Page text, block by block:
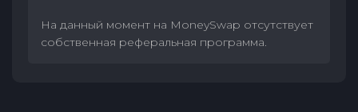
На данный момент на MoneySwap отсутствует
собственная реферальная программа.